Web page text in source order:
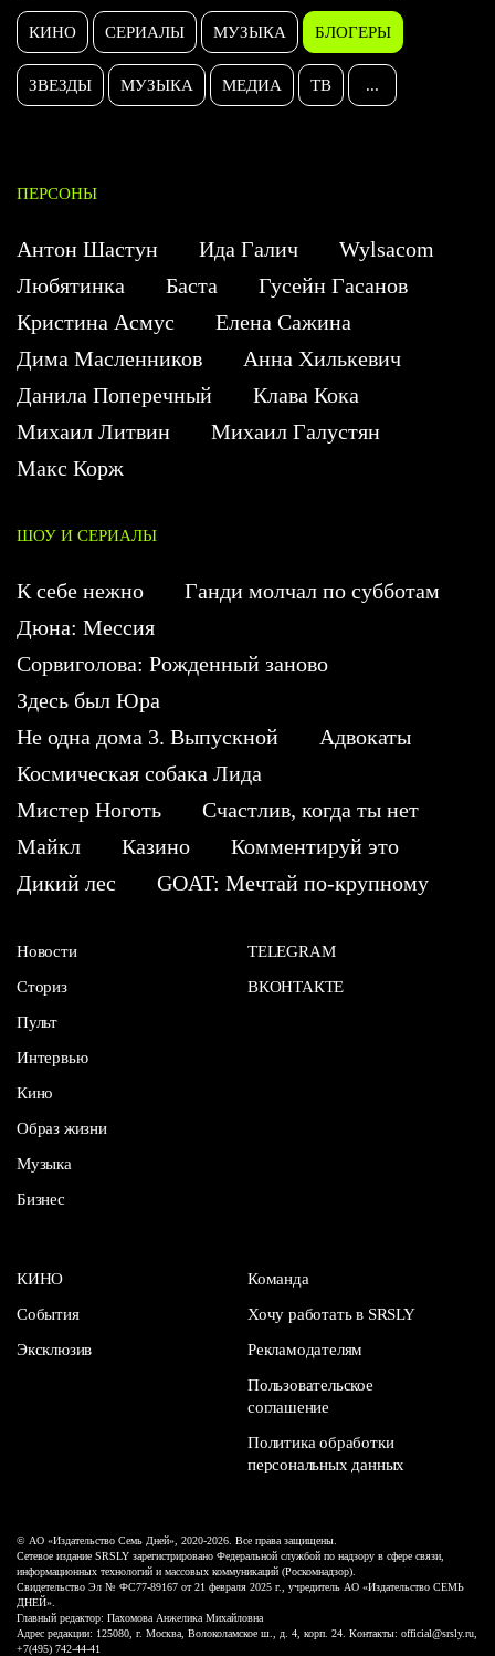
КИНО СЕРИАЛЫ МУЗЫКА БЛОГЕРЫ
ЗВЕЗДЫ МУЗЫКА МЕДИА ТВ ...
ПЕРСОНЫ
Антон Шастун Ида Галич
Wylsacom
Любятинка
Баста
Гусейн Гасанов
Кристина Асмус
Елена Сажина
Дима Масленников
Анна Хилькевич
Данила Поперечный
Клава Кока
Михаил Литвин
Михаил Галустян
Макс Корж
ШОУ И СЕРИАЛЫ
К себе нежно
Ганди молчал по субботам
Дюна: Мессия
Сорвиголова: Рожденный заново
Здесь был Юра
Не одна дома 3. Выпускной
Адвокаты
Космическая собака Лида
Мистер Ноготь
Счастлив, когда ты нет
Майкл
Казино
Комментируй это
Дикий лес
GOAT: Мечтай по-крупному
Новости
Сториз
Пульт
Интервью
Кино
Образ жизни
Музыка
Бизнес
TELEGRAM
ВКОНТАКТЕ
КИНО
События
Эксклюзив
Команда
Хочу работать в SRSLY
Рекламодателям
Пользовательское
соглашение
Политика обработки
персональных данных
© АО «Издательство Семь Дней», 2020-2026. Все права защищены.
Сетевое издание SRSLY зарегистрировано Федеральной службой по надзору в сфере связи,
информационных технологий и массовых коммуникаций (Роскомнадзор).
Свидетельство Эл № ФС77-89167 от 21 февраля 2025 г., учредитель АО «Издательство СЕМЬ
ДНЕЙ».
Главный редактор: Пахомова Анжелика Михайловна
Адрес редакции: 125080, г. Москва, Волоколамское ш., д. 4, корп. 24. Контакты: official@srsly.ru,
+7(495) 742-44-41